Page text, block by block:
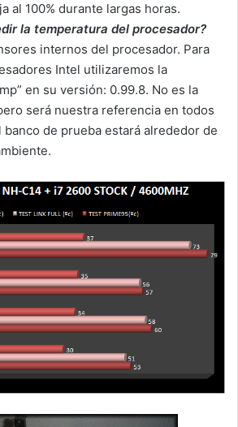
al 100% durante largas horas.
la temperatura del procesador?
internos del procesador. Para
Intel utilizaremos la
en su versión: 0.99.8. No es la
será nuestra referencia en todos
banco de prueba estará alrededor de